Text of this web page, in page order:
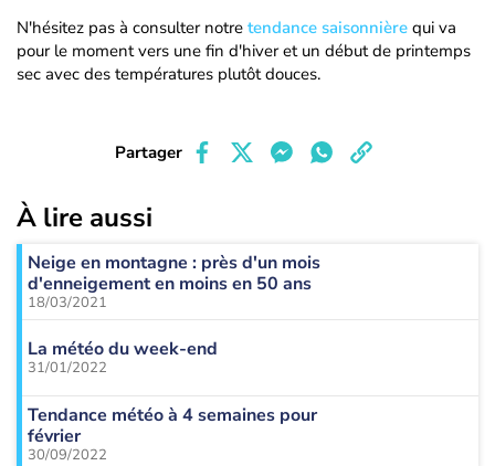
N'hésitez pas à consulter notre tendance saisonnière qui va
pour le moment vers une fin d'hiver et un début de printemps
sec avec des températures plutôt douces.
Partager
À lire aussi
Neige en montagne : près d'un mois
d'enneigement en moins en 50 ans
18/03/2021
La météo du week-end
31/01/2022
Tendance météo à 4 semaines pour
février
30/09/2022